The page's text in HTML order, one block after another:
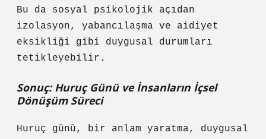
Bu da sosyal psikolojik açıdan
izolasyon, yabancılaşma ve aidiyet
eksikliği gibi duygusal durumları
tetikleyebilir.
Sonuç: Huruç Günü ve İnsanların İçsel
Dönüşüm Süreci
Huruç günü, bir anlam yaratma, duygusal